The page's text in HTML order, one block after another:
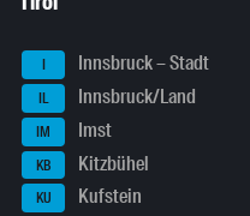
I Innsbruck – Stadt
IL Innsbruck/Land
IM Imst
KB Kitzbühel
KU Kufstein